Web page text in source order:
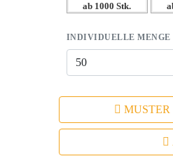
ab 1000 Stk.
INDIVIDUELLE MENGE
MUSTER